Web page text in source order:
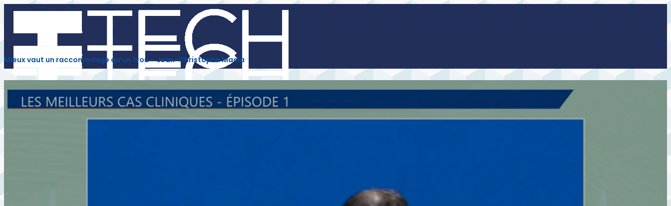
INTERVENANTS
INSCRIPTION
Mieux vaut un raccomodage qu’un trou – Jean-Christophe Macia